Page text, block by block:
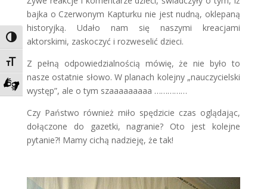
Toggle High Contrast
Toggle Font size
Zadzwoń do tłumacza języka migowego
bajka o Czerwonym Kapturku nie jest nudną, oklepaną
historyjką. Udało nam się naszymi kreacjami
aktorskimi, zaskoczyć i rozweselić dzieci.
Z pełną odpowiedzialnością mówię, że nie było to
nasze ostatnie słowo. W planach kolejny „nauczycielski
występ”, ale o tym szaaaaaaaaa ……………
Czy Państwo również miło spędzicie czas oglądając,
dołączone do gazetki, nagranie? Oto jest kolejne
pytanie?! Mamy cichą nadzieję, że tak!